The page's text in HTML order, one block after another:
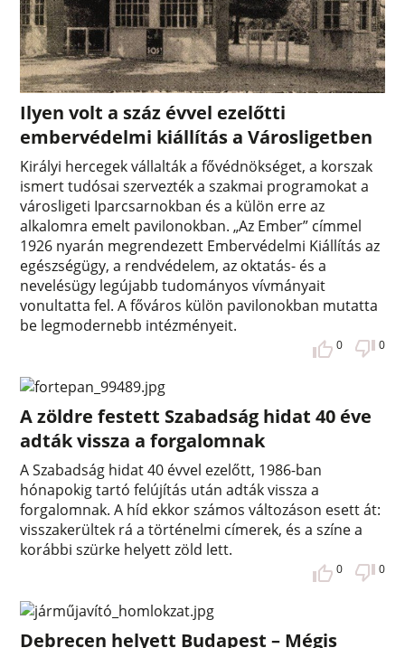
Ilyen volt a száz évvel ezelőtti
embervédelmi kiállítás a Városligetben
Királyi hercegek vállalták a fővédnökséget, a korszak
ismert tudósai szervezték a szakmai programokat a
városligeti Iparcsarnokban és a külön erre az
alkalomra emelt pavilonokban. „Az Ember” címmel
1926 nyarán megrendezett Embervédelmi Kiállítás az
egészségügy, a rendvédelem, az oktatás- és a
nevelésügy legújabb tudományos vívmányait
vonultatta fel. A főváros külön pavilonokban mutatta
be legmodernebb intézményeit.
0 0
A zöldre festett Szabadság hidat 40 éve
adták vissza a forgalomnak
A Szabadság hidat 40 évvel ezelőtt, 1986-ban
hónapokig tartó felújítás után adták vissza a
forgalomnak. A híd ekkor számos változáson esett át:
visszakerültek rá a történelmi címerek, és a színe a
korábbi szürke helyett zöld lett.
0 0
Debrecen helyett Budapest – Mégis